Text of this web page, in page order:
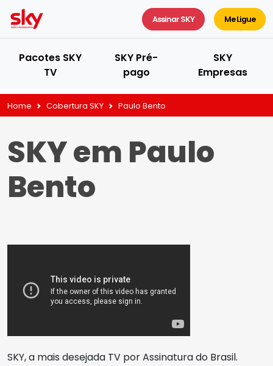
Assinar SKY Me Ligue
Pacotes SKY
TV
SKY Pré-
pago
SKY
Empresas
Home Cobertura SKY Paulo Bento
SKY em Paulo
Bento
SKY, a mais desejada TV por Assinatura do Brasil.